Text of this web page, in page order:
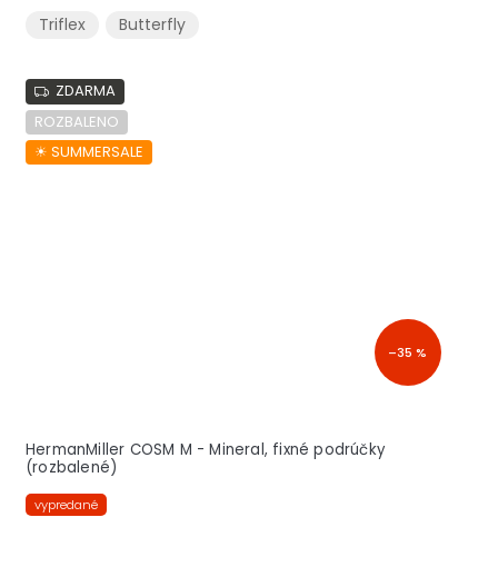
Triflex Butterfly
ZDARMA
ROZBALENO
☀︎ SUMMERSALE
–35 %
HermanMiller COSM M - Mineral, fixné podrúčky
(rozbalené)
vypredané